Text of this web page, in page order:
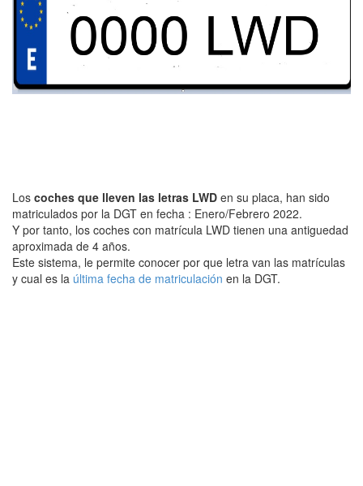
Los coches que lleven las letras LWD en su placa, han sido
matriculados por la DGT en fecha : Enero/Febrero 2022.
Y por tanto, los coches con matrícula LWD tienen una antiguedad
aproximada de 4 años.
Este sistema, le permite conocer por que letra van las matrículas
y cual es la última fecha de matriculación en la DGT.